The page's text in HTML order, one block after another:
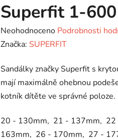
Superfit 1-
Průměrné
hodnocení
je
0,0
z
hvězdiček.
Neohodnoceno Podrobnosti
Značka: SUPERFIT
Sandálky značky Superfit s
mají maximálně ohebnou
kotník dítěte ve správné poloze.
20 - 130mm, 21 - 137mm,
163mm, 26 - 170mm, 27 -